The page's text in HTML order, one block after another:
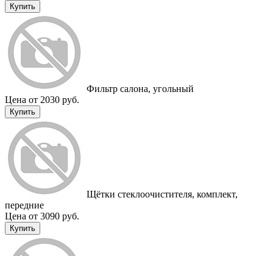
Купить
Фильтр салона, угольный
Цена от 2030 руб.
Купить
Щётки стеклоочистителя, комплект,
передние
Цена от 3090 руб.
Купить